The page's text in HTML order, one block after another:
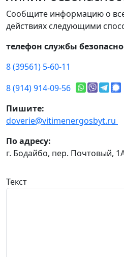
Сообщите информацию о
действиях следующими
телефон службы
8 (39561) 5-60-11
8 (914) 914-09-56
Пишите:
doverie@vitimenergosbyt.ru
По адресу:
г. Бодайбо, пер. Почтовый,
Текст